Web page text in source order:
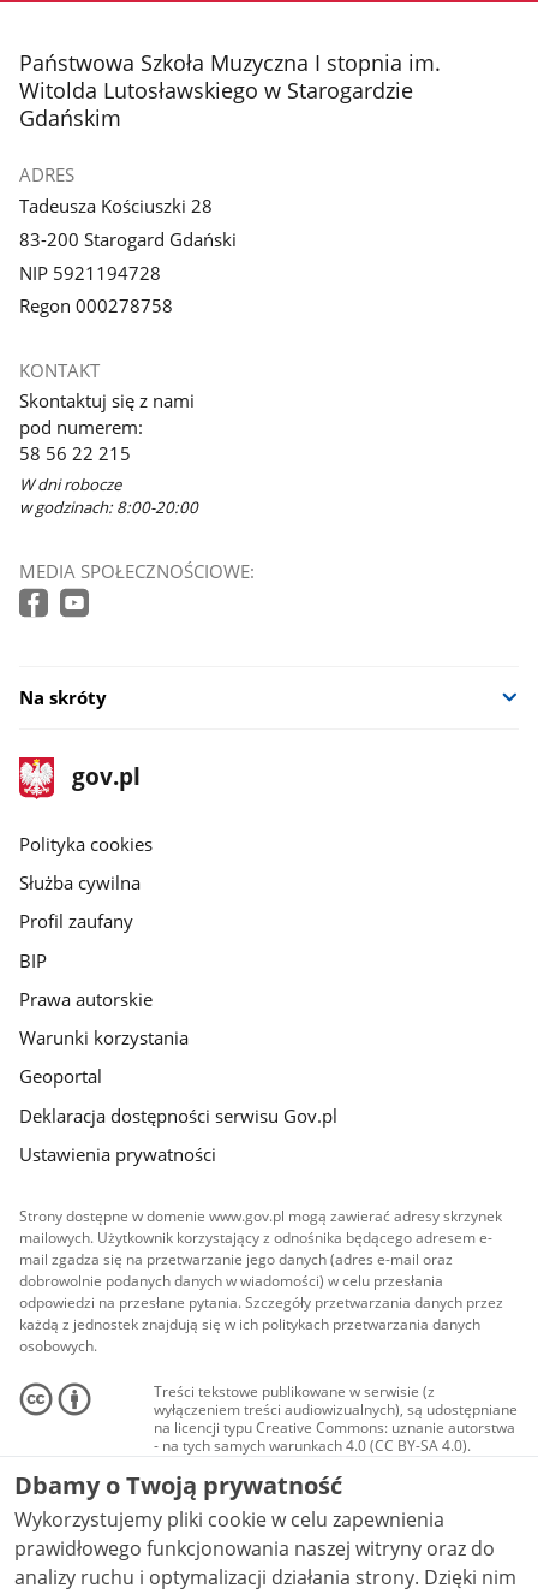
stopka
Państwowa Szkoła Muzyczna I stopnia im.
Witolda Lutosławskiego w Starogardzie
Gdańskim
ADRES
Tadeusza Kościuszki 28
83-200 Starogard Gdański
NIP 5921194728
Regon 000278758
KONTAKT
Skontaktuj się z nami
pod numerem:
58 56 22 215
W dni robocze
w godzinach: 8:00-20:00
MEDIA SPOŁECZNOŚCIOWE:
Na skróty
stopka
gov.pl
Strona
gov.pl
gov.pl
Polityka cookies
Służba cywilna
Profil zaufany
BIP
Prawa autorskie
Warunki korzystania
Geoportal
Deklaracja dostępności serwisu Gov.pl
Ustawienia prywatności
Strony dostępne w domenie www.gov.pl mogą zawierać adresy skrzynek
mailowych. Użytkownik korzystający z odnośnika będącego adresem e-
mail zgadza się na przetwarzanie jego danych (adres e-mail oraz
dobrowolnie podanych danych w wiadomości) w celu przesłania
odpowiedzi na przesłane pytania. Szczegóły przetwarzania danych przez
każdą z jednostek znajdują się w ich politykach przetwarzania danych
osobowych.
Treści tekstowe publikowane w serwisie (z
wyłączeniem treści audiowizualnych), są udostępniane
na licencji typu Creative Commons: uznanie autorstwa
- na tych samych warunkach 4.0 (CC BY-SA 4.0).
Materiały audiowizualne, w tym zdjęcia, materiały
audio i wideo, są udostępniane na licencji typu
Creative Commons: uznanie autorstwa użycie
niekomercyjne - bez utworów zależnych 4.0 (CC BY-
NC-ND 4.0), o ile nie jest to stwierdzone inaczej.
Dbamy o Twoją prywatność
Wykorzystujemy pliki cookie w celu zapewnienia
prawidłowego funkcjonowania naszej witryny oraz do
analizy ruchu i optymalizacji działania strony. Dzięki nim